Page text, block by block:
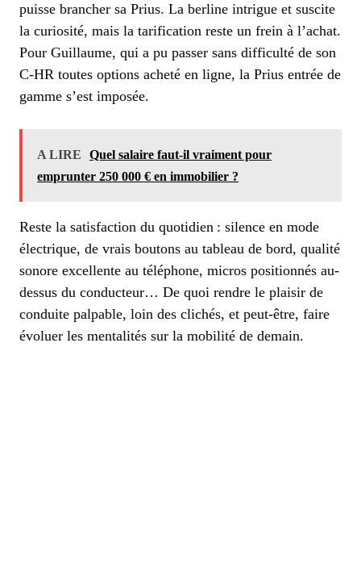
puisse brancher sa Prius. La berline intrigue et suscite
la curiosité, mais la tarification reste un frein à l’achat.
Pour Guillaume, qui a pu passer sans difficulté de son
C-HR toutes options acheté en ligne, la Prius entrée de
gamme s’est imposée.
A LIRE
Quel salaire faut-il vraiment pour
emprunter 250 000 € en immobilier ?
Reste la satisfaction du quotidien : silence en mode
électrique, de vrais boutons au tableau de bord, qualité
sonore excellente au téléphone, micros positionnés au-
dessus du conducteur… De quoi rendre le plaisir de
conduite palpable, loin des clichés, et peut-être, faire
évoluer les mentalités sur la mobilité de demain.